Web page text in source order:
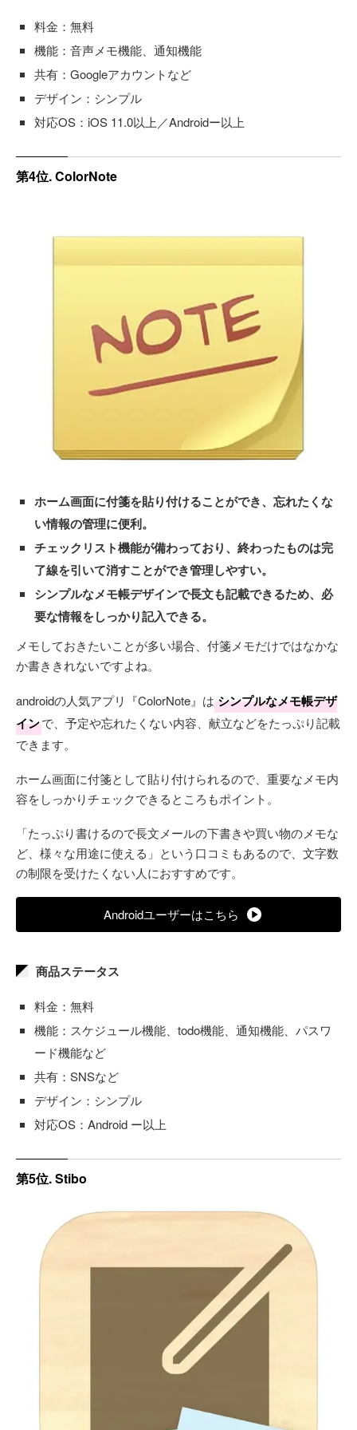
料金：無料
機能：音声メモ機能、通知機能
共有：Googleアカウントなど
デザイン：シンプル
対応OS：iOS 11.0以上／Androidー以上
第4位. ColorNote
ホーム画面に付箋を貼り付けることができ、忘れたくな
い情報の管理に便利。
チェックリスト機能が備わっており、終わったものは完
了線を引いて消すことができ管理しやすい。
シンプルなメモ帳デザインで長文も記載できるため、必
要な情報をしっかり記入できる。
メモしておきたいことが多い場合、付箋メモだけではなかな
か書ききれないですよね。
androidの人気アプリ『ColorNote』は シンプルなメモ帳デザ
インで、予定や忘れたくない内容、献立などをたっぷり記載
できます。
ホーム画面に付箋として貼り付けられるので、重要なメモ内
容をしっかりチェックできるところもポイント。
「たっぷり書けるので長文メールの下書きや買い物のメモな
ど、様々な用途に使える」という口コミもあるので、文字数
の制限を受けたくない人におすすめです。
Androidユーザーはこちら
商品ステータス
料金：無料
機能：スケジュール機能、todo機能、通知機能、パスワ
ード機能など
共有：SNSなど
デザイン：シンプル
対応OS：Android ー以上
第5位. Stibo